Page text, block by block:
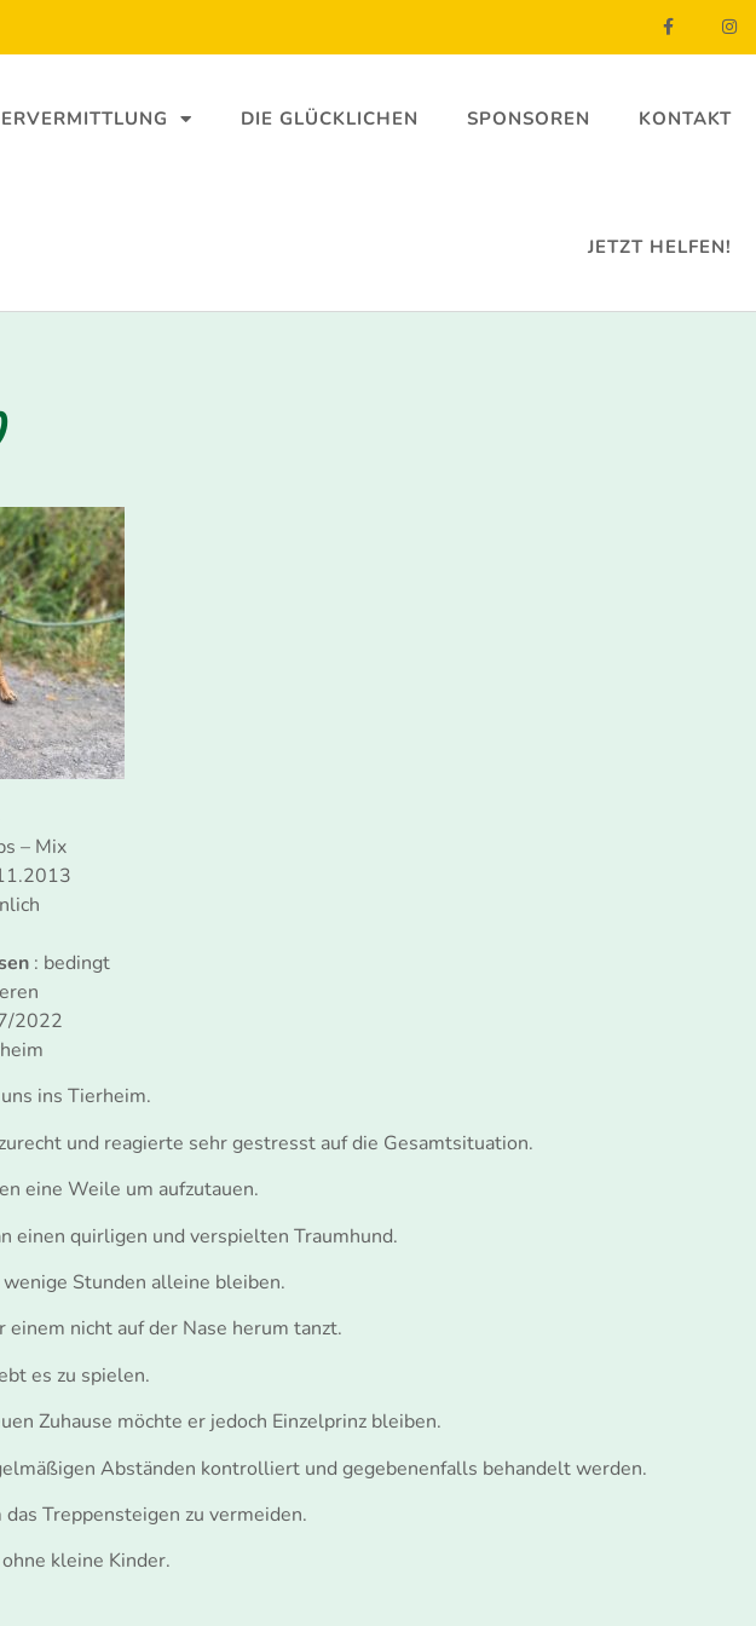
DIE GLÜCKLICHEN SPONSOREN KONTAKT
JETZT HELFEN!
– Mix
: bedingt
2022
ins Tierheim.
und reagierte sehr gestresst auf die Gesamtsituation.
eine Weile um aufzutauen.
einen quirligen und verspielten Traumhund.
Stunden alleine bleiben.
nicht auf der Nase herum tanzt.
es zu spielen.
Zuhause möchte er jedoch Einzelprinz bleiben.
Abständen kontrolliert und gegebenenfalls behandelt werden.
Treppensteigen zu vermeiden.
kleine Kinder.